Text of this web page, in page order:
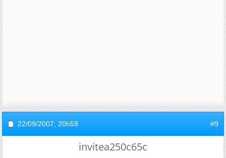
22/09/2007, 20h59 #9
invitea250c65c